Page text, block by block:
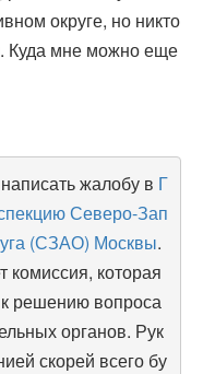
округе, но никто
Куда мне можно еще
жалобу в Г
Северо-Зап
(СЗАО) Москвы.
комиссия, которая
решению вопроса
органов. Рук
скорей всего бу